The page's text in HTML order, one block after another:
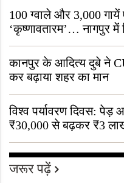
100 ग्वाले और 3,000
‘कृष्णावतारम’… नागपुर में
“ऐसा तो सिर्फ़ कृष्ण ही
कानपुर के आदित्य दुबे ने
कर बढ़ाया शहर का मान
विश्व पर्यावरण दिवस:
₹30,000 से बढ़कर ₹3
जरूर पढ़ें